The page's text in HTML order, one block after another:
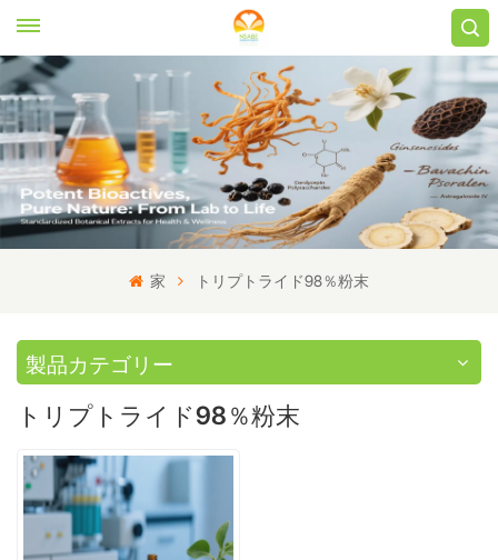
家 トリプトライド98％粉末
製品カテゴリー
トリプトライド98％粉末